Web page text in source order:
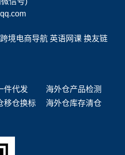
跨境电商导航 英语网课 换友链
件代发
海外仓产品检测
移仓换标 海外仓库存清仓